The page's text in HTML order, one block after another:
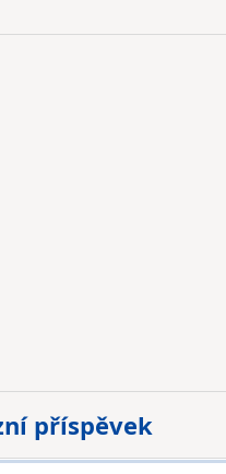
příspěvek